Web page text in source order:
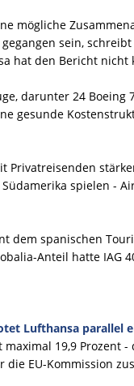
mögliche
sein,
hat den Bericht nicht
darunter 24 Boeing
gesunde
Privatreisenden
spielen -
dem spanischen
Anteil hatte IAG
Lufthansa parallel
maximal 19,9 Prozent
EU-Kommission